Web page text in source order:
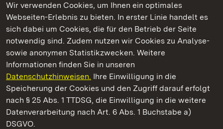
Wir verwenden Cookies, um Ihnen ein optimales
Webseiten-Erlebnis zu bieten. In erster Linie handelt es
sich dabei um Cookies, die für den Betrieb der Seite
notwendig sind. Zudem nutzen wir Cookies zu Analyse-
sowie anonymen Statistikzwecken. Weitere
Informationen finden Sie in unseren
Datenschutzhinweisen. Ihre Einwilligung in die
Speicherung der Cookies und den Zugriff darauf erfolgt
nach § 25 Abs. 1 TTDSG, die Einwilligung in die weitere
Datenverarbeitung nach Art. 6 Abs. 1 Buchstabe a)
DSGVO.
Kommen. Staunen. Genießen.
Schloss Bruchsal
Staatliche Schlösser und Gärten Baden-Württemberg
Kontakt